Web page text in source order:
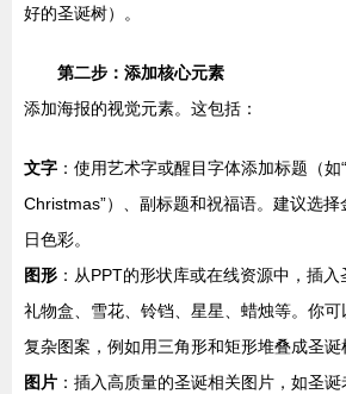
好的圣诞树）。
第二步：添加核心元素
添加海报的视觉元素。这包括：
文字 ：使用艺术字或醒目字体添加标题（如
Christmas”）、副标题和祝福语。建议选
日色彩。
图形 ：从PPT的形状库或在线资源中，插入
礼物盒、雪花、铃铛、星星、蜡烛等。你
复杂图案，例如用三角形和矩形堆叠成圣诞
图片 ：插入高质量的圣诞相关图片，如圣